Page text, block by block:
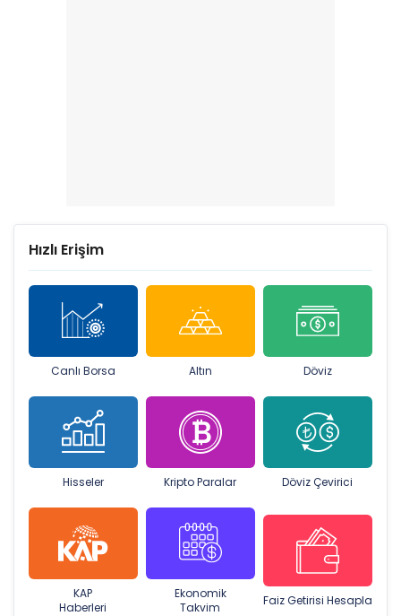
Hızlı Erişim
Canlı Borsa Altın Döviz
Hisseler Kripto Paralar Döviz Çevirici
KAP
Haberleri
Ekonomik
Takvim
Faiz Getirisi Hesapla